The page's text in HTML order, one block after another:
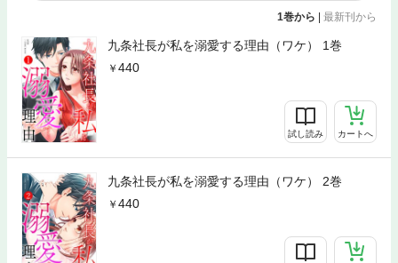
1巻から | 最新刊から
九条社長が私を溺愛する理由（ワケ） 1巻
440
試し読み カートへ
九条社長が私を溺愛する理由（ワケ） 2巻
440